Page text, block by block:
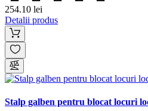
254.10 lei
Detalii produs
Stalp galben pentru blocat locuri